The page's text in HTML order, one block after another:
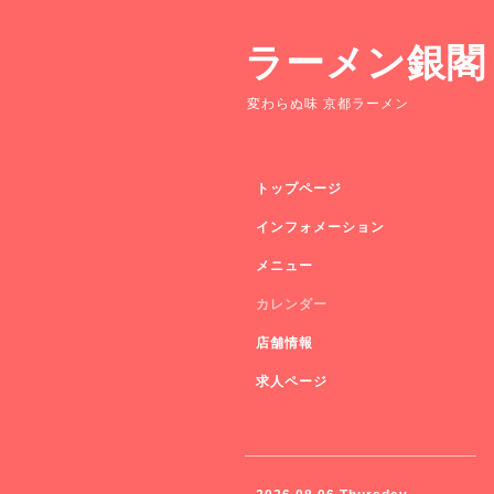
ラーメン銀閣
変わらぬ味 京都ラーメン
トップページ
インフォメーション
メニュー
カレンダー
店舗情報
求人ページ